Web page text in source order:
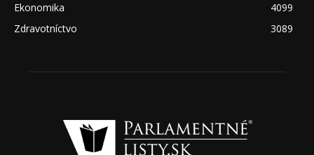
Ekonomika
4099
Zdravotníctvo
3089